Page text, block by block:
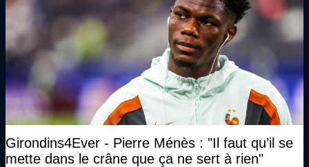
Girondins4Ever - Pierre Ménès : "Il faut qu’il se
mette dans le crâne que ça ne sert à rien"